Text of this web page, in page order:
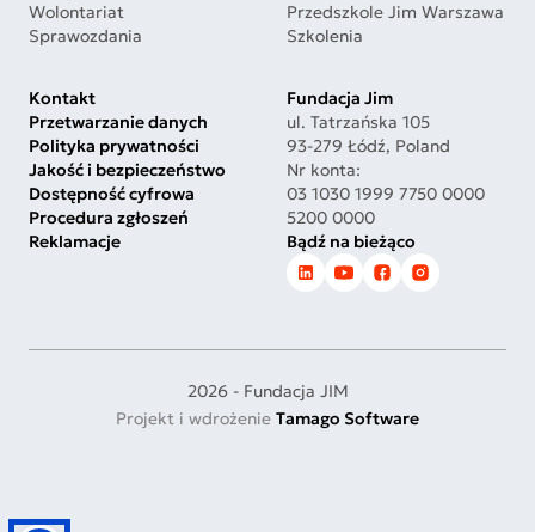
Wolontariat
Sprawozdania
Przedszkole Jim Warszawa
Szkolenia
Kontakt
Przetwarzanie danych
Polityka prywatności
Jakość i bezpieczeństwo
Dostępność cyfrowa
Procedura zgłoszeń
Reklamacje
Fundacja Jim
ul. Tatrzańska 105
93-279 Łódź, Poland
Nr konta:
03 1030 1999 7750 0000
5200 0000
Bądź na bieżąco
2026 - Fundacja JIM
Projekt i wdrożenie Tamago Software